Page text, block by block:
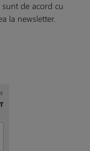
sunt de acord cu
la newsletter.